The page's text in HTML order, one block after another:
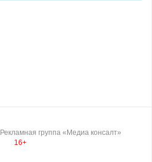
Рекламная группа «Медиа консалт»
16+